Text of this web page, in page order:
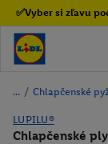
✅Vyber si zľavu
/ Chlapčenské
LUPILU®
Chlapčenské